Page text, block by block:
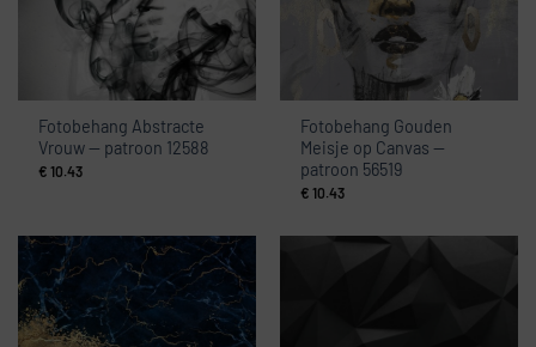
Fotobehang Abstracte
Vrouw — patroon 12588
€ 10.43
Fotobehang Gouden
Meisje op Canvas —
patroon 56519
€ 10.43